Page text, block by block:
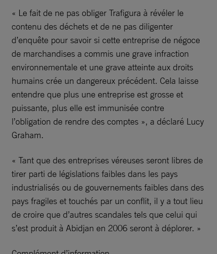
« Le fait de ne pas obliger Trafigura à révéler le
contenu des déchets et de ne pas diligenter
d’enquête pour savoir si cette entreprise de négoce
de marchandises a commis une grave infraction
environnementale et une grave atteinte aux droits
humains crée un dangereux précédent. Cela laisse
entendre que plus une entreprise est grosse et
puissante, plus elle est immunisée contre
l’obligation de rendre des comptes », a déclaré Lucy
Graham.
« Tant que des entreprises véreuses seront libres de
tirer parti de législations faibles dans les pays
industrialisés ou de gouvernements faibles dans des
pays fragiles et touchés par un conflit, il y a tout lieu
de croire que d’autres scandales tels que celui qui
s’est produit à Abidjan en 2006 seront à déplorer. »